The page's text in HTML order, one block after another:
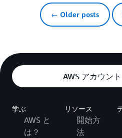
← Older posts
AWS アカウン
学ぶ
AWS と
は？
リソース
開始方
法